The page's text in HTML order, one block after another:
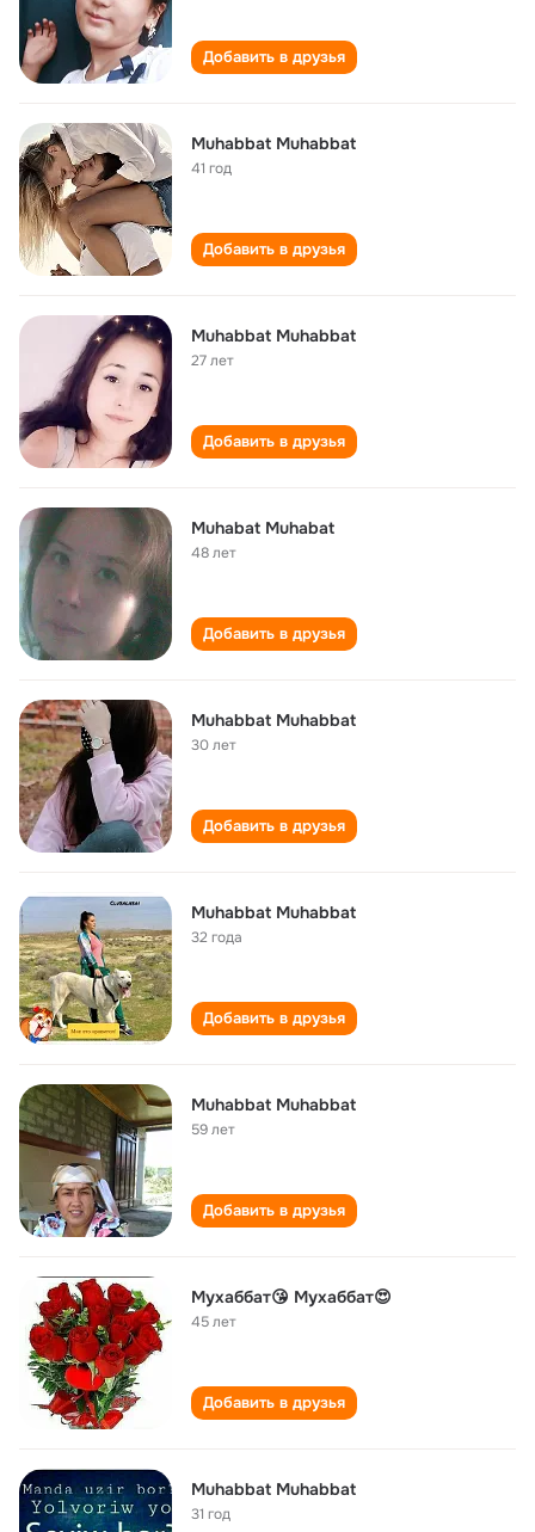
Добавить в друзья
Muhabbat Muhabbat
41 год
Добавить в друзья
Muhabbat Muhabbat
27 лет
Добавить в друзья
Muhabat Muhabat
48 лет
Добавить в друзья
Muhabbat Muhabbat
30 лет
Добавить в друзья
Muhabbat Muhabbat
32 года
Добавить в друзья
Muhabbat Muhabbat
59 лет
Добавить в друзья
Мухаббат😘 Мухаббат😍
45 лет
Добавить в друзья
Muhabbat Muhabbat
31 год